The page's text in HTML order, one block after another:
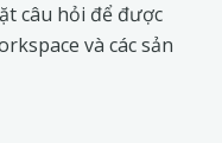
câu hỏi để được
và các sản